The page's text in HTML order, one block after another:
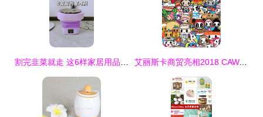
艾丽斯卡商贸亮相2018 CAWAE 打造家居生活新范式